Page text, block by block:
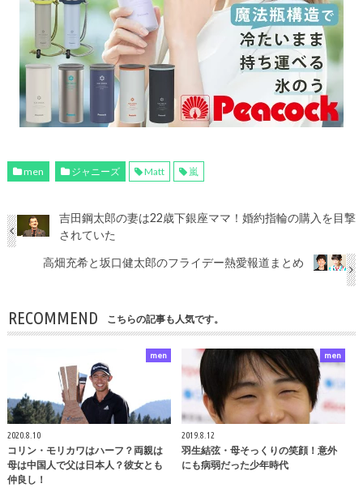
men ジャニーズ Matt 嵐
吉田鋼太郎の妻は22歳下銀座ママ！婚約指輪の購入を目撃
されていた
高畑充希と坂口健太郎のフライデー熱愛報道まとめ
RECOMMEND こちらの記事も人気です。
men
2020.8.10
コリン・モリカワはハーフ？両親は
母は中国人で父は日本人？彼女とも
仲良し！
men
2019.8.12
羽生結弦・母そっくりの笑顔！意外
にも病弱だった少年時代